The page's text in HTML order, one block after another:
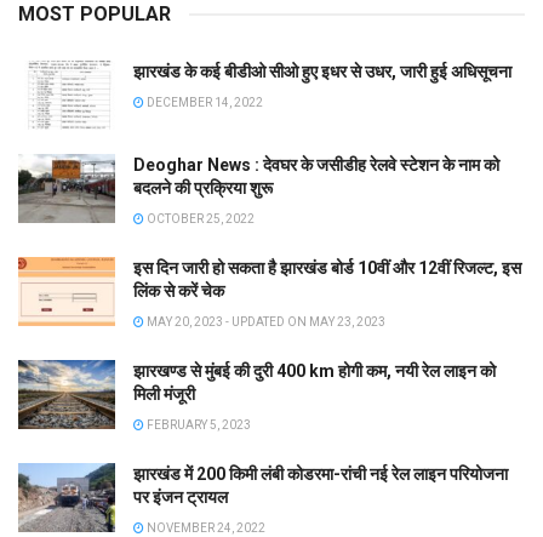
MOST POPULAR
झारखंड के कई बीडीओ सीओ हुए इधर से उधर, जारी हुई अधिसूचना
DECEMBER 14, 2022
Deoghar News : देवघर के जसीडीह रेलवे स्टेशन के नाम को
बदलने की प्रक्रिया शुरू
OCTOBER 25, 2022
इस दिन जारी हो सकता है झारखंड बोर्ड 10वीं और 12वीं रिजल्ट, इस
लिंक से करें चेक
MAY 20, 2023 - UPDATED ON MAY 23, 2023
झारखण्ड से मुंबई की दुरी 400 km होगी कम, नयी रेल लाइन को
मिली मंजूरी
FEBRUARY 5, 2023
झारखंड में 200 किमी लंबी कोडरमा-रांची नई रेल लाइन परियोजना
पर इंजन ट्रायल
NOVEMBER 24, 2022